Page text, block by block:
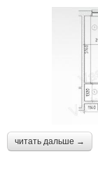
читать дальше →